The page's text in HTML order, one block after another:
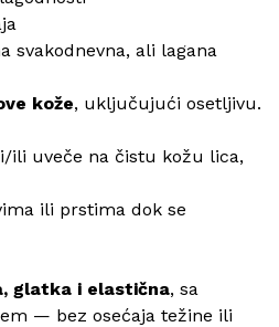
svakodnevna, ali lagana
kože, uključujući osetljivu.
ili uveče na čistu kožu lica,
ili prstima dok se
glatka i elastična, sa
— bez osećaja težine ili